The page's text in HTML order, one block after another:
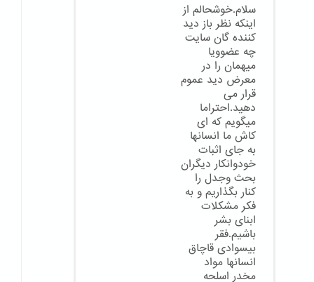
سلام.خوشحالم از
اینکه نظر باز دید
کننده گان سایت
چه عضوویا
میهمان را در
معرض دید عموم
قرار می
دهید.احتراما
میگویم که ای
کاش ما انسانها
به جای اثبات
خودوانکار دیگران
بحث وجدل را
کنار بگذاریم و به
فکر مشکلات
ابنای بشر
باشیم.فقر
بیسوادی قاچاق
انسانها مواد
مخدر اسلحه